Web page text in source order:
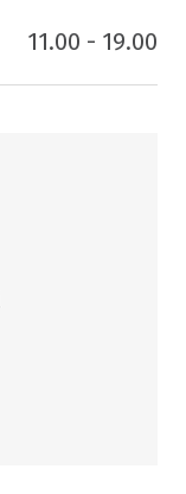
11.00 - 19.00